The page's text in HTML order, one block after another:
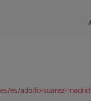
es/adolfo-suarez-